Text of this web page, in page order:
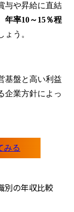
与や昇給に直結
年率10～15％程
ょう。
基盤と高い利益
企業方針によっ
別の年収比較